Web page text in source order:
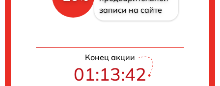
записи на сайте
Конец акции
01:13:41